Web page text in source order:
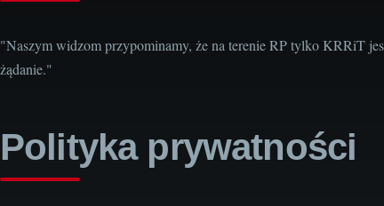
"Naszym widzom przypominamy, że na terenie RP tylko KRRiT
żądanie."
Polityka prywatności